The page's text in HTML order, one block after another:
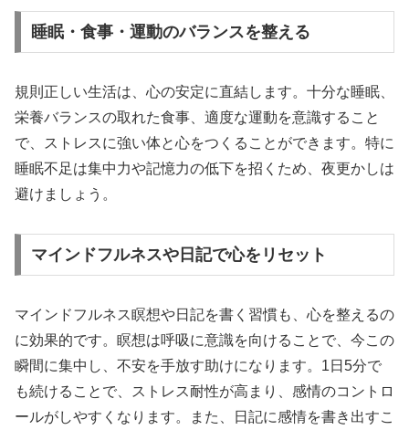
睡眠・食事・運動のバランスを整える
規則正しい生活は、心の安定に直結します。十分な睡眠、
栄養バランスの取れた食事、適度な運動を意識すること
で、ストレスに強い体と心をつくることができます。特に
睡眠不足は集中力や記憶力の低下を招くため、夜更かしは
避けましょう。
マインドフルネスや日記で心をリセット
マインドフルネス瞑想や日記を書く習慣も、心を整えるの
に効果的です。瞑想は呼吸に意識を向けることで、今この
瞬間に集中し、不安を手放す助けになります。1日5分で
も続けることで、ストレス耐性が高まり、感情のコントロ
ールがしやすくなります。また、日記に感情を書き出すこ